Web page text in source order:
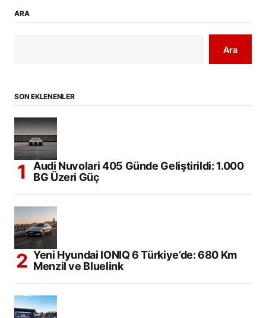
ARA
Ara
SON EKLENENLER
Audi Nuvolari 405 Günde Geliştirildi: 1.000
BG Üzeri Güç
Yeni Hyundai IONIQ 6 Türkiye’de: 680 Km
Menzil ve Bluelink